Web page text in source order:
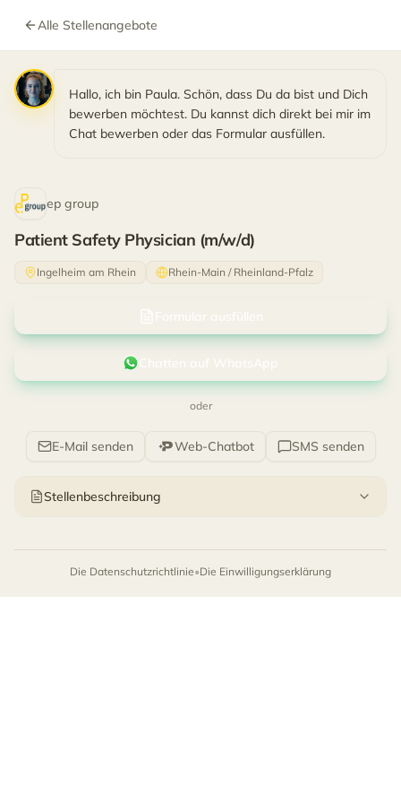
Alle Stellenangebote
Hallo, ich bin Paula. Schön, dass Du da bist und Dich
bewerben möchtest. Du kannst dich direkt bei mir im
Chat bewerben oder das Formular ausfüllen.
ep group
Patient Safety Physician (m/w/d)
Ingelheim am Rhein Rhein-Main / Rheinland-Pfalz
oder
E-Mail senden Web-Chatbot SMS senden
Stellenbeschreibung
die Datenschutzrichtlinie• die Einwilligungserklärung